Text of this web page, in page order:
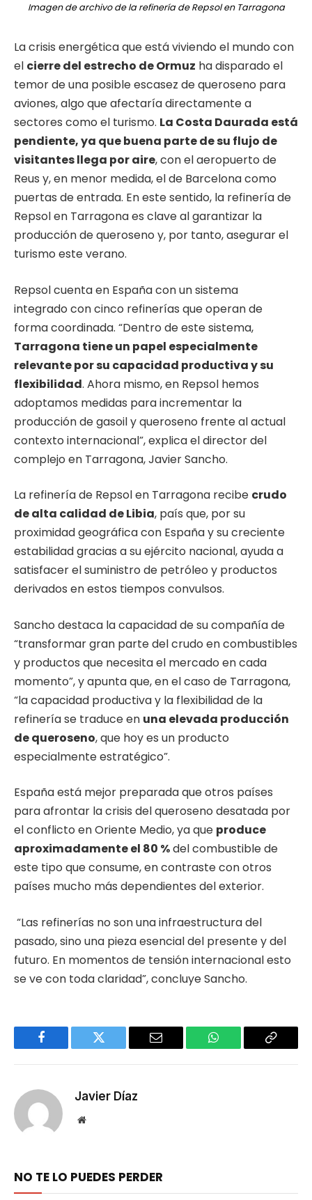
Imagen de archivo de la refinería de Repsol en Tarragona
La crisis energética que está viviendo el mundo con
el cierre del estrecho de Ormuz ha disparado el
temor de una posible escasez de queroseno para
aviones, algo que afectaría directamente a
sectores como el turismo. La Costa Daurada está
pendiente, ya que buena parte de su flujo de
visitantes llega por aire, con el aeropuerto de
Reus y, en menor medida, el de Barcelona como
puertas de entrada. En este sentido, la refinería de
Repsol en Tarragona es clave al garantizar la
producción de queroseno y, por tanto, asegurar el
turismo este verano.
Repsol cuenta en España con un sistema
integrado con cinco refinerías que operan de
forma coordinada. “Dentro de este sistema,
Tarragona tiene un papel especialmente
relevante por su capacidad productiva y su
flexibilidad. Ahora mismo, en Repsol hemos
adoptamos medidas para incrementar la
producción de gasoil y queroseno frente al actual
contexto internacional”, explica el director del
complejo en Tarragona, Javier Sancho.
La refinería de Repsol en Tarragona recibe crudo
de alta calidad de Libia, país que, por su
proximidad geográfica con España y su creciente
estabilidad gracias a su ejército nacional, ayuda a
satisfacer el suministro de petróleo y productos
derivados en estos tiempos convulsos.
Sancho destaca la capacidad de su compañía de
“transformar gran parte del crudo en combustibles
y productos que necesita el mercado en cada
momento”, y apunta que, en el caso de Tarragona,
“la capacidad productiva y la flexibilidad de la
refinería se traduce en una elevada producción
de queroseno, que hoy es un producto
especialmente estratégico”.
España está mejor preparada que otros países
para afrontar la crisis del queroseno desatada por
el conflicto en Oriente Medio, ya que produce
aproximadamente el 80 %del combustible de
este tipo que consume, en contraste con otros
países mucho más dependientes del exterior.
“Las refinerías no son una infraestructura del
pasado, sino una pieza esencial del presente y del
futuro. En momentos de tensión internacional esto
se ve con toda claridad”, concluye Sancho.
Facebook Twitter Email WhatsApp Copy
Javier Díaz
Website
NO TE LO PUEDES PERDER